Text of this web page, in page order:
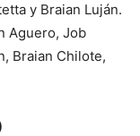
y Braian Luján.
Aguero, Job
Braian Chilote,